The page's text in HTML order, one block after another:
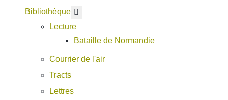
Bibliothèque
Lecture
Bataille de Normandie
Courrier de l'air
Tracts
Lettres